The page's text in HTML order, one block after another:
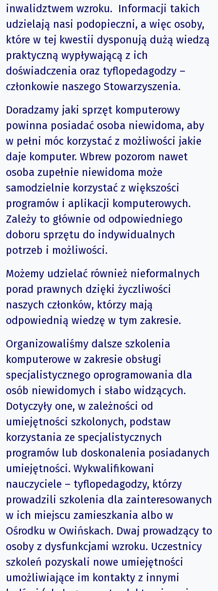
inwalidztwem wzroku. Informacji takich
udzielają nasi podopieczni, a więc osoby,
które w tej kwestii dysponują dużą wiedzą
praktyczną wypływającą z ich
doświadczenia oraz tyflopedagodzy –
członkowie naszego Stowarzyszenia.
Doradzamy jaki sprzęt komputerowy
powinna posiadać osoba niewidoma, aby
w pełni móc korzystać z możliwości jakie
daje komputer. Wbrew pozorom nawet
osoba zupełnie niewidoma może
samodzielnie korzystać z większości
programów i aplikacji komputerowych.
Zależy to głównie od odpowiedniego
doboru sprzętu do indywidualnych
potrzeb i możliwości.
Możemy udzielać również nieformalnych
porad prawnych dzięki życzliwości
naszych członków, którzy mają
odpowiednią wiedzę w tym zakresie.
Organizowaliśmy dalsze szkolenia
komputerowe w zakresie obsługi
specjalistycznego oprogramowania dla
osób niewidomych i słabo widzących.
Dotyczyły one, w zależności od
umiejętności szkolonych, podstaw
korzystania ze specjalistycznych
programów lub doskonalenia posiadanych
umiejętności. Wykwalifikowani
nauczyciele – tyflopedagodzy, którzy
prowadzili szkolenia dla zainteresowanych
w ich miejscu zamieszkania albo w
Ośrodku w Owińskach. Dwaj prowadzący to
osoby z dysfunkcjami wzroku. Uczestnicy
szkoleń pozyskali nowe umiejętności
umożliwiające im kontakty z innymi